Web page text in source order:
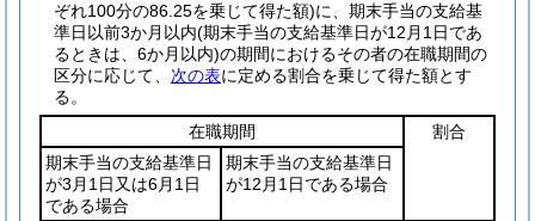
ぞれ100分の86.25を乗じて得た額)に、期末手当の支給基
準日以前3か月以内(期末手当の支給基準日が12月1日であ
るときは、6か月以内)の期間におけるその者の在職期間の
区分に応じて、 次の表に定める割合を乗じて得た額とす
る。
在職期間
割合
期末手当の支給基準日
が3月1日又は6月1日
である場合
期末手当の支給基準日
が12月1日である場合